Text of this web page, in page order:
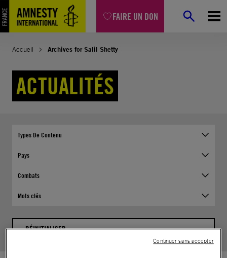
FAIRE UN DON
Aller
au
contenu
Accueil Archives for Salil Shetty
ACTUALITÉS
Types De Contenu
Pays
Combats
Mots clés
RÉINITIALISER
Continuer sans accepter